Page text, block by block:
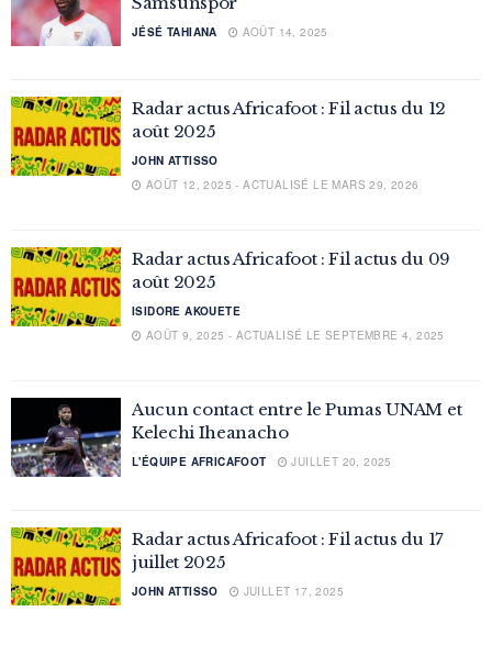
JÉSÉ TAHIANA AOÛT 14, 2025
Radar actus Africafoot : Fil actus du 12
août 2025
JOHN ATTISSO
AOÛT 12, 2025 - ACTUALISÉ LE MARS 29, 2026
Radar actus Africafoot : Fil actus du 09
août 2025
ISIDORE AKOUETE
AOÛT 9, 2025 - ACTUALISÉ LE SEPTEMBRE 4, 2025
Aucun contact entre le Pumas UNAM et
Kelechi Iheanacho
L'ÉQUIPE AFRICAFOOT JUILLET 20, 2025
Radar actus Africafoot : Fil actus du 17
juillet 2025
JOHN ATTISSO JUILLET 17, 2025